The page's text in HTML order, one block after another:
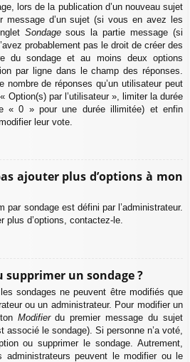
lors de la publication d’un nouveau sujet
message d’un sujet (si vous en avez les
Sondagesous la partie message (si
probablement pas le droit de créer des
du sondage et au moins deux options
par ligne dans le champ des réponses.
nombre de réponses qu’un utilisateur peut
Option(s) par l’utilisateur », limiter la durée
« 0 » pour une durée illimitée) et enfin
leur vote.
ajouter plus d’options à mon
par sondage est défini par l’administrateur.
plus d’options, contactez-le.
un sondage ?
sondages ne peuvent être modifiés que
ou un administrateur. Pour modifier un
Modifierdu premier message du sujet
associé le sondage). Si personne n’a voté,
ou supprimer le sondage. Autrement,
peuvent le modifier ou le